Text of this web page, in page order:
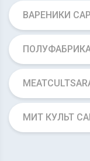
ВАРЕНИКИ
МИТ КУЛЬТ